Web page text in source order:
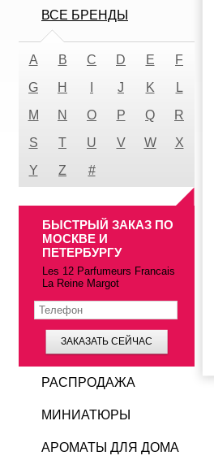
ВСЕ БРЕНДЫ
A B C D E
F
G
H J K
L
M
N O P Q
R
S
T U V W
X
Y
Z #
БЫСТРЫЙ ЗАКАЗ ПО
МОСКВЕ И
ПЕТЕРБУРГУ
Les 12 Parfumeurs Francais
La Reine Margot
ЗАКАЗАТЬ СЕЙЧАС
РАСПРОДАЖА
МИНИАТЮРЫ
АРОМАТЫ ДЛЯ ДОМА